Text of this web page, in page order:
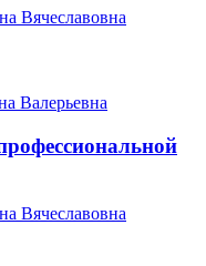
Вячеславовна
Валерьевна
Вячеславовна